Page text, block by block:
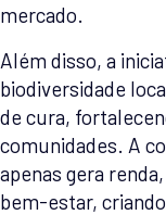
mercado.
Além disso, a
biodiversidade
de cura,
comunidades. A
apenas gera
bem-estar,